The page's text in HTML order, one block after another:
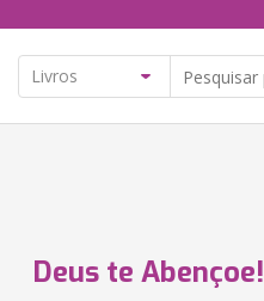
Deus te Abençoe!